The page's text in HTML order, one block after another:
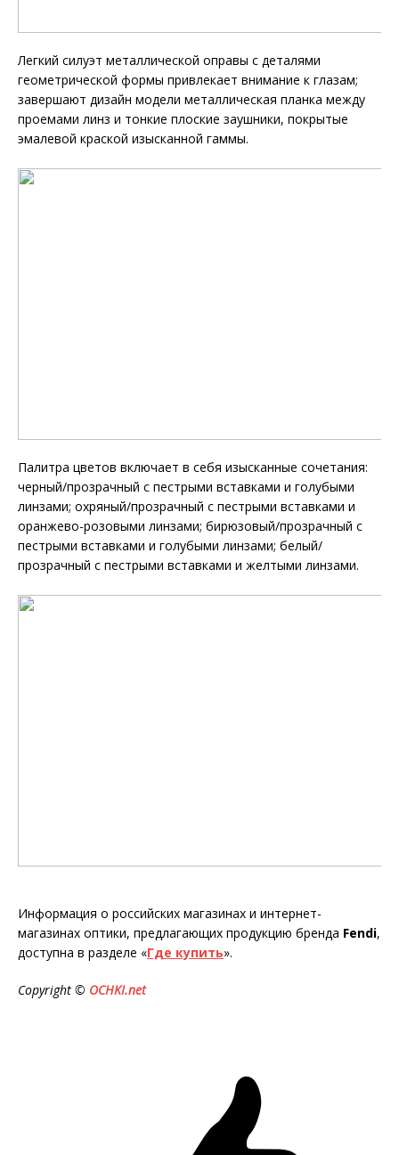
Легкий силуэт металлической оправы с деталями
геометрической формы привлекает внимание к глазам;
завершают дизайн модели металлическая планка между
проемами линз и тонкие плоские заушники, покрытые
эмалевой краской изысканной гаммы.
Палитра цветов включает в себя изысканные сочетания:
черный/прозрачный с пестрыми вставками и голубыми
линзами; охряный/прозрачный с пестрыми вставками и
оранжево-розовыми линзами; бирюзовый/прозрачный с
пестрыми вставками и голубыми линзами; белый/
прозрачный с пестрыми вставками и желтыми линзами.
Информация о российских магазинах и интернет-
магазинах оптики, предлагающих продукцию бренда Fendi,
доступна в разделе «Где купить».
Copyright © OCHKI.net